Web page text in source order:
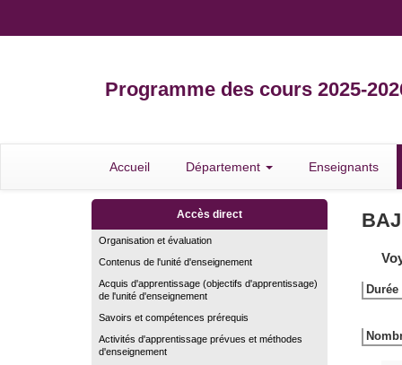
Programme des cours 2025-
Accueil Département Enseignants
Accès direct
Organisation et évaluation
Contenus de l'unité d'enseignement
Acquis d'apprentissage (objectifs d'apprentissage)
de l'unité d'enseignement
Savoirs et compétences prérequis
Activités d'apprentissage prévues et méthodes
d'enseignement
Durée